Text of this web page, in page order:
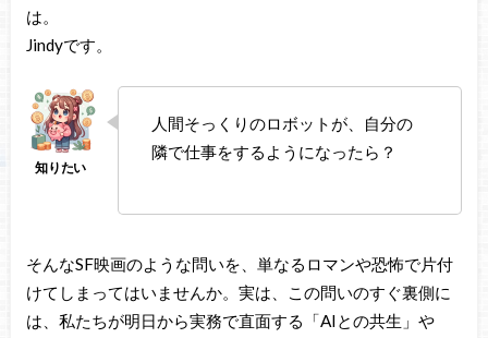
は。
Jindyです。
人間そっくりのロボットが、自分の
隣で仕事をするようになったら？
そんなSF映画のような問いを、単なるロマンや恐怖で片付
けてしまってはいませんか。実は、この問いのすぐ裏側に
は、私たちが明日から実務で直面する「AIとの共生」や